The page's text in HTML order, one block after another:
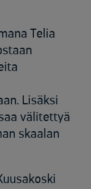
Telia
Lisäksi
välitettyä
skaalan